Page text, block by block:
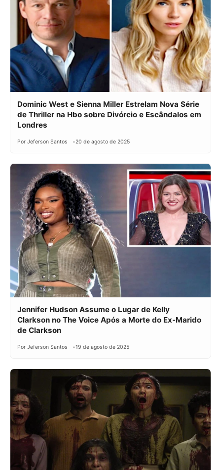
Dominic West e Sienna Miller Estrelam Nova Série
de Thriller na Hbo sobre Divórcio e Escândalos em
Londres
Por Jeferson Santos 20 de agosto de 2025
Jennifer Hudson Assume o Lugar de Kelly
Clarkson no The Voice Após a Morte do Ex-Marido
de Clarkson
Por Jeferson Santos 19 de agosto de 2025